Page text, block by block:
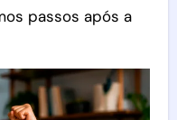
passos após a